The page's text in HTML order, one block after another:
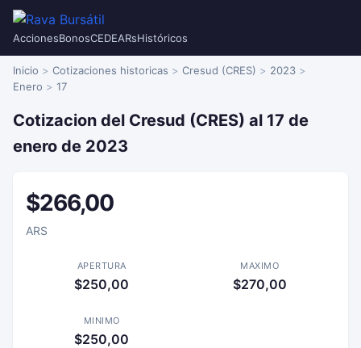
AccionesBonosCEDEARsHistóricos
Inicio Cotizaciones historicas Cresud (CRES)
2023
Enero
17
Cotizacion del Cresud (CRES) al 17 de
enero de 2023
$266,00
ARS
APERTURA
$250,00
MAXIMO
$270,00
MINIMO
$250,00